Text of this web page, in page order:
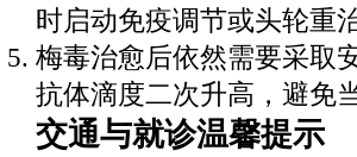
时启动免疫调节或头轮重治
梅毒治愈后依然需要采取
抗体滴度二次升高，避免
交通与就诊温馨提示